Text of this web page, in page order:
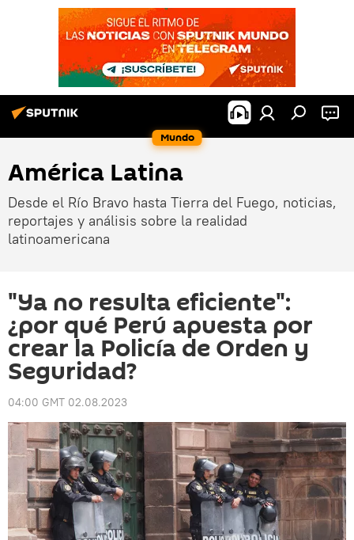
Mundo
América Latina
Desde el Río Bravo hasta Tierra del Fuego, noticias,
reportajes y análisis sobre la realidad
latinoamericana
"Ya no resulta eficiente":
¿por qué Perú apuesta por
crear la Policía de Orden y
Seguridad?
04:00 GMT 02.08.2023